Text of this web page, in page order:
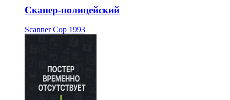
Сканер-полицейский
Scanner Cop 1993